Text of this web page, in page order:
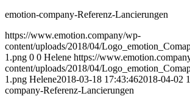
emotion-company-Referenz-Lancierungen
https://www.emotion.company/wp-
content/uploads/2018/04/
1.png 0 0 Helene https://
content/uploads/2018/04/
1.png Helene2018-03-18 17:43:462018-04-02
company-Referenz-Lancierungen